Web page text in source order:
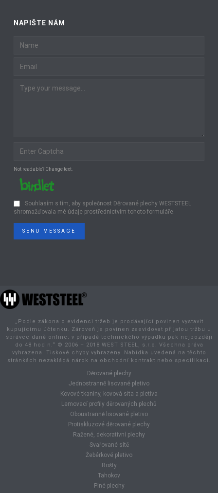
NAPIŠTE NÁM
Not readable? Change text.
Souhlasím s tím, aby společnost Děrované plechy WESTSTEEL
shromažďovala mé údaje prostřednictvím tohoto formuláře.
SEND MESSAGE
„Podle zákona o evidenci tržeb je prodávající povinen vystavit
kupujícímu účtenku. Zároveň je povinen zaevidovat přijatou tržbu u
správce daně online; v případě technického výpadku pak nejpozději
do 48 hodin.“ © 2006 – 2018 WEST STEEL, s.r.o. Všechna práva
vyhrazena. Tiskové chyby vyhrazeny. Nabídka uvedená na těchto
stránkách nezakládá nárok na obchodní kontrakt nebo specifikaci.
Děrované plechy
Jednostranně lisované pletivo
Kovové tkaniny, kovová síta a pletiva
Lemovací profily děrovaných plechů
Oboustranně lisované pletivo
Protiskluzové děrované plechy
Ražené, dekorativní plechy
Svařované sítě
Žebérkové pletivo
Rošty
Tahokov
Plné plechy